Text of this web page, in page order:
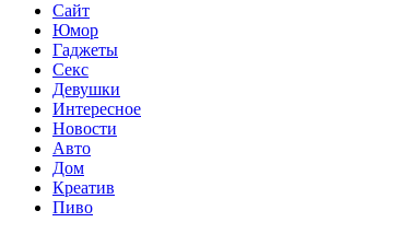
Сайт
Юмор
Гаджеты
Секс
Девушки
Интересное
Новости
Авто
Дом
Креатив
Пиво